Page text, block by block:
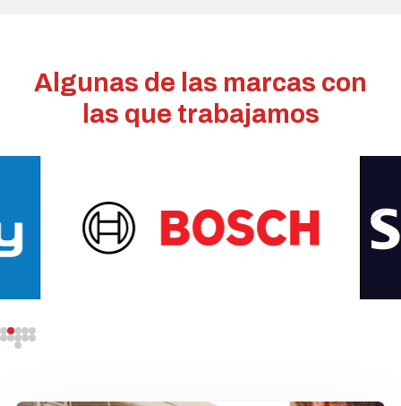
Algunas de las marcas con
las que trabajamos